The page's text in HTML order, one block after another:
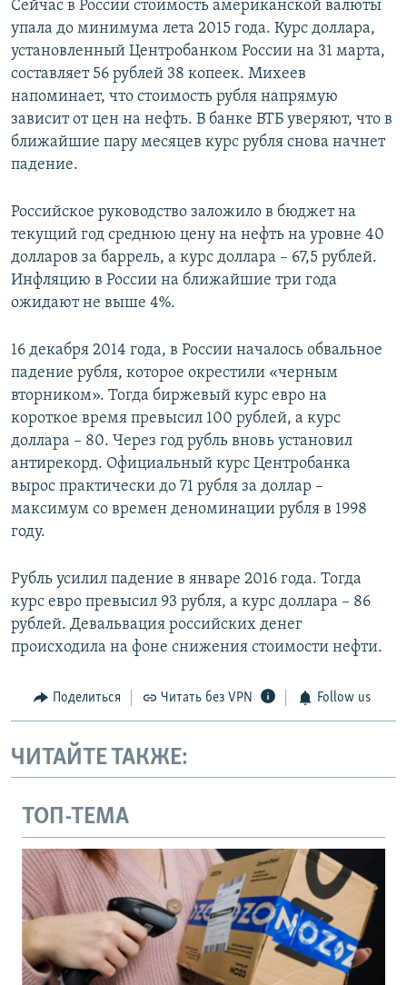
Сейчас в России стоимость американской валюты
упала до минимума лета 2015 года. Курс доллара,
установленный Центробанком России на 31 марта,
составляет 56 рублей 38 копеек. Михеев
напоминает, что стоимость рубля напрямую
зависит от цен на нефть. В банке ВТБ уверяют, что в
ближайшие пару месяцев курс рубля снова начнет
падение.
Российское руководство заложило в бюджет на
текущий год среднюю цену на нефть на уровне 40
долларов за баррель, а курс доллара – 67,5 рублей.
Инфляцию в России на ближайшие три года
ожидают не выше 4%.
16 декабря 2014 года, в России началось обвальное
падение рубля, которое окрестили «черным
вторником». Тогда биржевый курс евро на
короткое время превысил 100 рублей, а курс
доллара – 80. Через год рубль вновь установил
антирекорд. Официальный курс Центробанка
вырос практически до 71 рубля за доллар –
максимум со времен деноминации рубля в 1998
году.
Рубль усилил падение в январе 2016 года. Тогда
курс евро превысил 93 рубля, а курс доллара – 86
рублей. Девальвация российских денег
происходила на фоне снижения стоимости нефти.
Поделиться Читать без VPN Follow us
ЧИТАЙТЕ ТАКЖЕ:
ТОП-ТЕМА